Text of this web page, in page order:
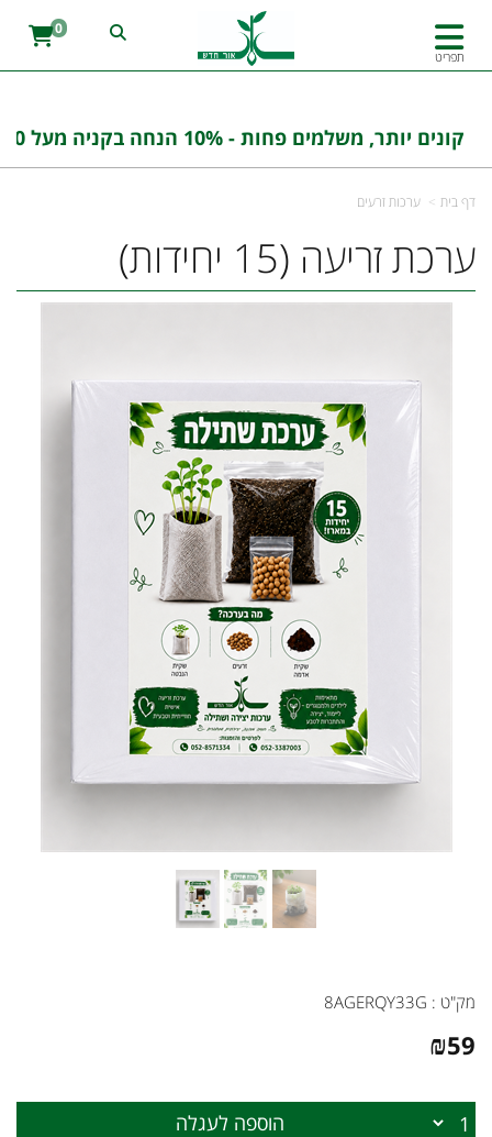
תפריט
0
קונים יותר, משלמים פחות - 10% הנחה בקניה מעל 100 ש''ח בהזנת הקוד : אורחדש10
דף בית ערכות זרעים
ערכת זריעה (15 יחידות)
מק"ט : 8AGERQY33G
₪59
הוספה לעגלה